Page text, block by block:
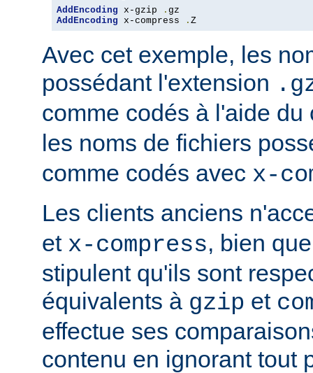
AddEncoding x-gzip .
AddEncoding x-compress . Z
Avec cet exemple, les
possédant l'extension
comme codés à l'aide
les noms de fichiers
comme codés avec x-
Les clients anciens
et x-compress, bien
stipulent qu'ils sont
équivalents à gzip et
effectue ses
contenu en ignorant tout